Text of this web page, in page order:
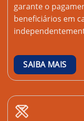
garante o
beneficiários em
SAIBA MAIS